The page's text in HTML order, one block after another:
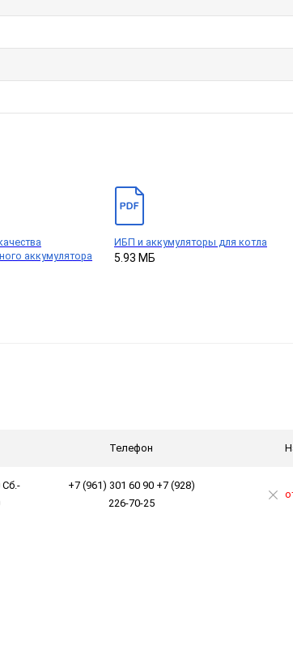
аккумулятора
ИБП и аккумуляторы для котла
5.93 МБ
Телефон
Сб.-
+7 (961) 301 60 90 +7 (928)
226-70-25